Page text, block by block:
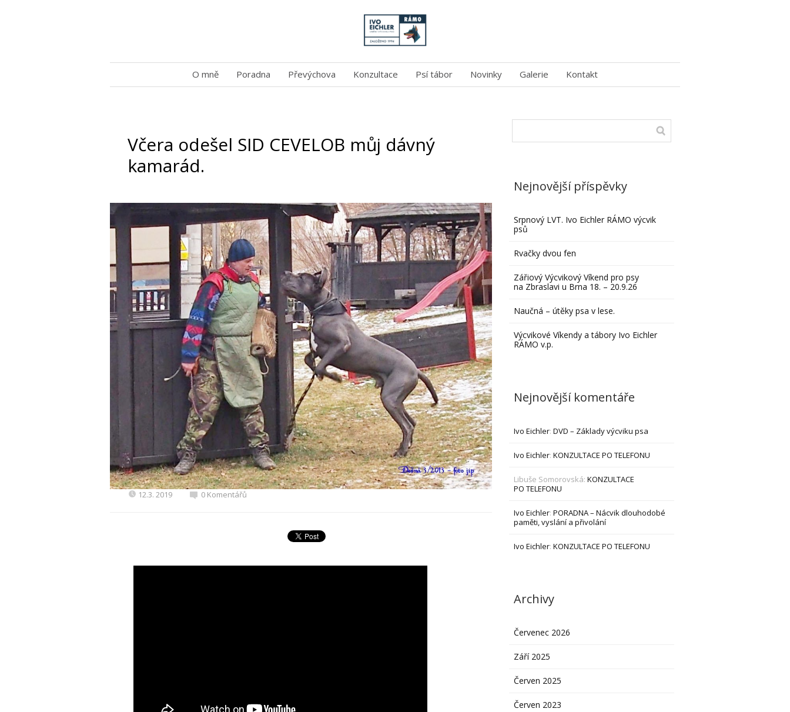
O mně Poradna Převýchova Konzultace Psí tábor Novinky Galerie Kontakt
Včera odešel SID CEVELOB můj dávný
kamarád.
12.3. 2019 0 Komentářů
Nejnovější příspěvky
Srpnový LVT. Ivo Eichler RÁMO výcvik
psů
Rvačky dvou fen
Zářiový Výcvikový Víkend pro psy
na Zbraslavi u Brna 18. – 20.9.26
Naučná – útěky psa v lese.
Výcvikové Víkendy a tábory Ivo Eichler
RÁMO v.p.
Nejnovější komentáře
Ivo Eichler:DVD – Základy výcviku psa
Ivo Eichler:KONZULTACE PO TELEFONU
Libuše Somorovská:KONZULTACE
PO TELEFONU
Ivo Eichler:PORADNA – Nácvik dlouhodobé
paměti, vyslání a přivolání
Ivo Eichler:KONZULTACE PO TELEFONU
Archivy
Červenec 2026
Září 2025
Červen 2025
Červen 2023